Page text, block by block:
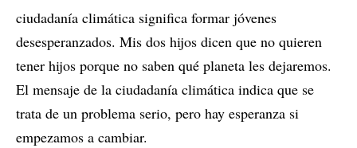
ciudadanía climática significa formar jóvenes
desesperanzados. Mis dos hijos dicen que no quieren
tener hijos porque no saben qué planeta les dejaremos.
El mensaje de la ciudadanía climática indica que se
trata de un problema serio, pero hay esperanza si
empezamos a cambiar.